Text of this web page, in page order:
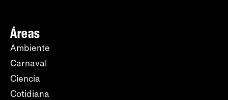
Áreas
Ambiente
Carnaval
Ciencia
Cotidiana